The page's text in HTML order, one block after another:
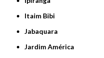
Itaim Bibi
Jabaquara
Jardim América